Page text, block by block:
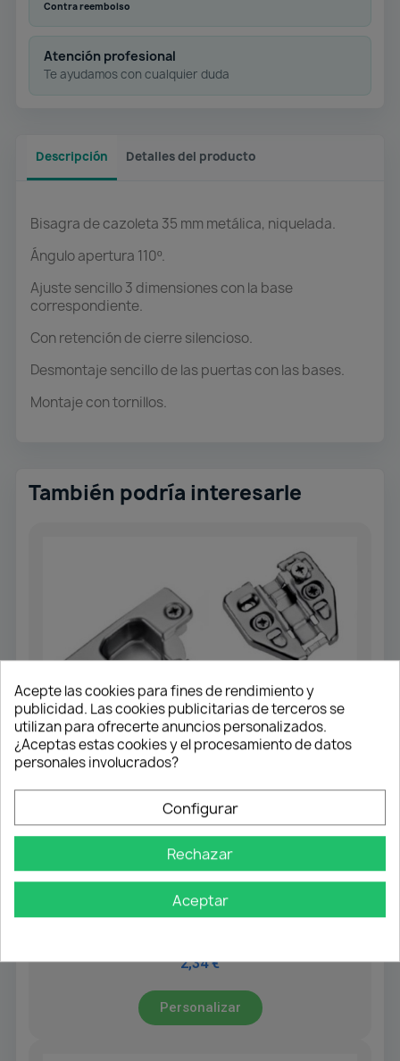
Contra reembolso
Atención profesional
Te ayudamos con cualquier duda
Descripción Detalles del producto
Bisagra de cazoleta 35 mm metálica, niquelada.
Ángulo apertura 110º.
Ajuste sencillo 3 dimensiones con la base
correspondiente.
Con retención de cierre silencioso.
Desmontaje sencillo de las puertas con las bases.
Montaje con tornillos.
También podría interesarle
MECANISMOS PARA PUERTAS ELEVABLES
Bisagra EQ Recta 105º Clip-on
2,34 €
Personalizar
Acepte las cookies para fines de rendimiento y
publicidad. Las cookies publicitarias de terceros se
utilizan para ofrecerte anuncios personalizados.
¿Aceptas estas cookies y el procesamiento de datos
personales involucrados?
Configurar
Rechazar
Aceptar